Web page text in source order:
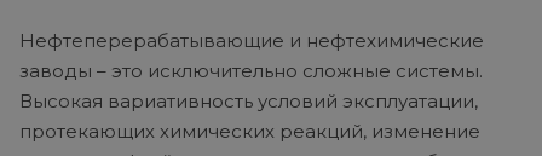
Нефтеперерабатывающие и нефтехимические
заводы – это исключительно сложные системы.
Высокая вариативность условий эксплуатации,
протекающих химических реакций, изменение